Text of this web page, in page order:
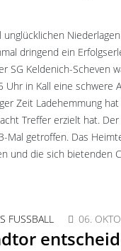
unglücklichen
dringend ein
SG Keldenich-Scheven
Uhr in Kall eine schwere
Zeit Ladehemmung
Treffer erzielt hat.
Mal getroffen. Das
und die sich bietenden
FUSSBALL 06.